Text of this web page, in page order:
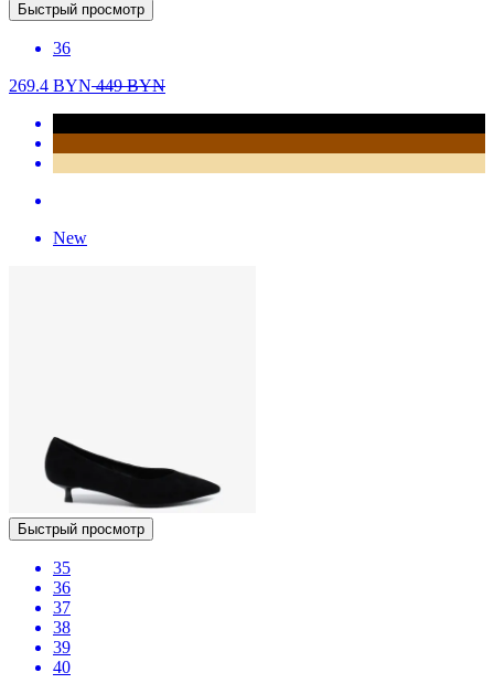
Быстрый просмотр
36
269.4 BYN449BYN
New
Быстрый просмотр
35
36
37
38
39
40